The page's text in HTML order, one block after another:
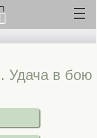
Удача в бою